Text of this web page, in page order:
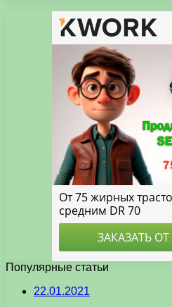
Популярные статьи
22.01.2021